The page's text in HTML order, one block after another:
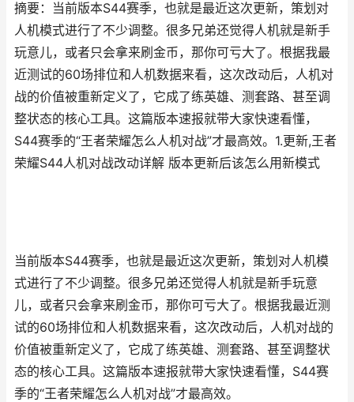
摘要：当前版本S44赛季，也就是最近这次更新，策划对
人机模式进行了不少调整。很多兄弟还觉得人机就是新手
玩意儿，或者只会拿来刷金币，那你可亏大了。根据我最
近测试的60场排位和人机数据来看，这次改动后，人机对
战的价值被重新定义了，它成了练英雄、测套路、甚至调
整状态的核心工具。这篇版本速报就带大家快速看懂，
S44赛季的“王者荣耀怎么人机对战”才最高效。1.更新,王者
荣耀S44人机对战改动详解 版本更新后该怎么用新模式
当前版本S44赛季，也就是最近这次更新，策划对人机模
式进行了不少调整。很多兄弟还觉得人机就是新手玩意
儿，或者只会拿来刷金币，那你可亏大了。根据我最近测
试的60场排位和人机数据来看，这次改动后，人机对战的
价值被重新定义了，它成了练英雄、测套路、甚至调整状
态的核心工具。这篇版本速报就带大家快速看懂，S44赛
季的“王者荣耀怎么人机对战”才最高效。